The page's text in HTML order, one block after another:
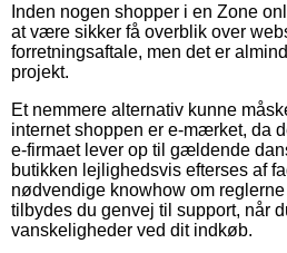
Inden nogen shopper i en Zone
at være sikker få overblik over
forretningsaftale, men det er
projekt.
Et nemmere alternativ kunne
internet shoppen er e-mærket, da
e-firmaet lever op til gældende
butikken lejlighedsvis efterses af
nødvendige knowhow om
tilbydes du genvej til support, når
vanskeligheder ved dit indkøb.